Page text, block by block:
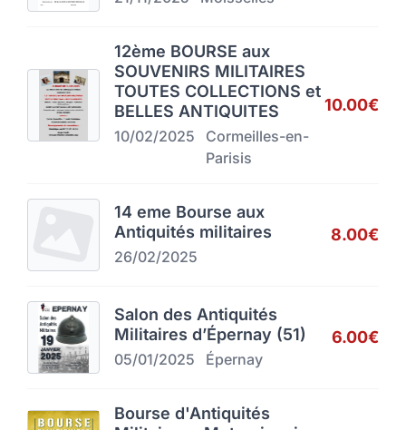
12ème BOURSE aux
SOUVENIRS MILITAIRES
TOUTES COLLECTIONS et
BELLES ANTIQUITES
10/02/2025
Cormeilles-en-
Parisis
10.00€
14 eme Bourse aux
Antiquités militaires
26/02/2025
8.00€
Salon des Antiquités
Militaires d’Épernay (51)
05/01/2025 Épernay
6.00€
Bourse d'Antiquités